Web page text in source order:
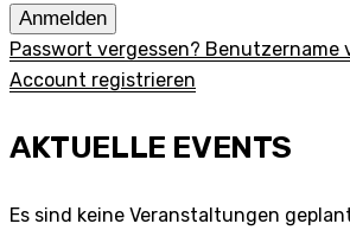
Anmelden
Passwort vergessen? Benutzername
Account registrieren
AKTUELLE EVENTS
Es sind keine Veranstaltungen